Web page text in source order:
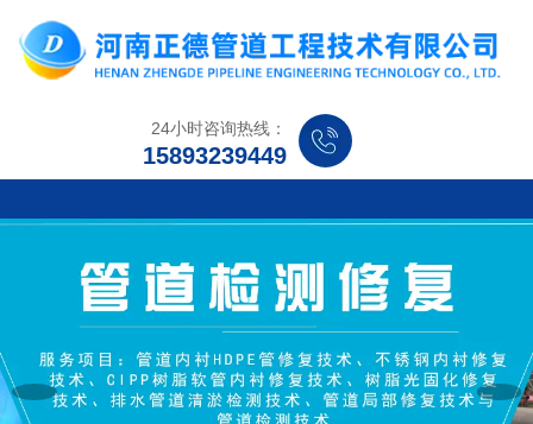
24小时咨询热线：
15893239449